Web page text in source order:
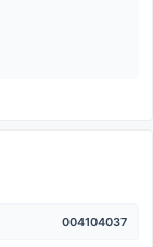
004104037